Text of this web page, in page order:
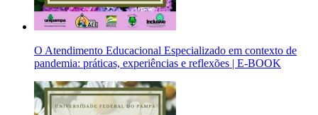
O Atendimento Educacional Especializado em contexto de
pandemia: práticas, experiências e reflexões | E-BOOK